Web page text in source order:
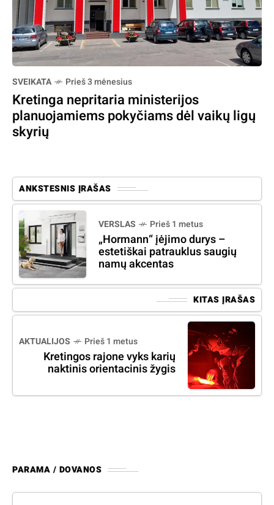
SVEIKATA Prieš 3 mėnesius
Kretinga nepritaria ministerijos
planuojamiems pokyčiams dėl vaikų ligų
skyrių
ANKSTESNIS ĮRAŠAS
VERSLAS Prieš 1 metus
„Hormann“ įėjimo durys –
estetiškai patrauklus saugių
namų akcentas
KITAS ĮRAŠAS
AKTUALIJOS Prieš 1 metus
Kretingos rajone vyks karių
naktinis orientacinis žygis
PARAMA / DOVANOS